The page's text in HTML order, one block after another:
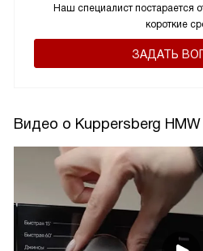
Наш специалист постарается
короткие
ЗАДАТЬ
Видео о Kuppersberg